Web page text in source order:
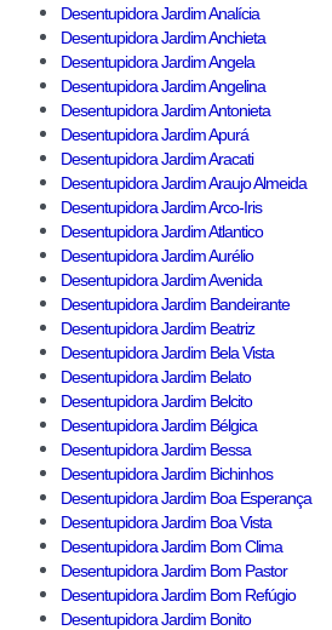
Desentupidora Jardim Analícia
Desentupidora Jardim Anchieta
Desentupidora Jardim Angela
Desentupidora Jardim Angelina
Desentupidora Jardim Antonieta
Desentupidora Jardim Apurá
Desentupidora Jardim Aracati
Desentupidora Jardim Araujo Almeida
Desentupidora Jardim Arco-Iris
Desentupidora Jardim Atlantico
Desentupidora Jardim Aurélio
Desentupidora Jardim Avenida
Desentupidora Jardim Bandeirante
Desentupidora Jardim Beatriz
Desentupidora Jardim Bela Vista
Desentupidora Jardim Belato
Desentupidora Jardim Belcito
Desentupidora Jardim Bélgica
Desentupidora Jardim Bessa
Desentupidora Jardim Bichinhos
Desentupidora Jardim Boa Esperança
Desentupidora Jardim Boa Vista
Desentupidora Jardim Bom Clima
Desentupidora Jardim Bom Pastor
Desentupidora Jardim Bom Refúgio
Desentupidora Jardim Bonito